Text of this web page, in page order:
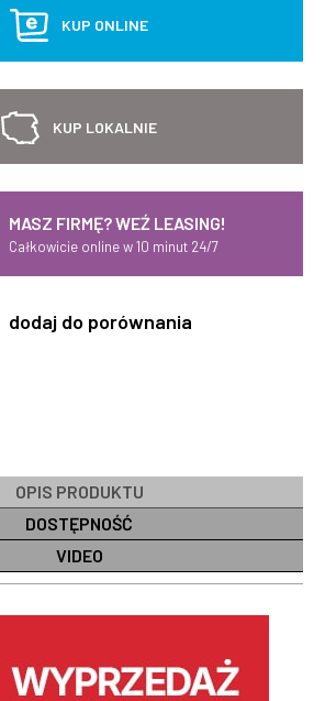
KUP ONLINE
KUP LOKALNIE
MASZ FIRMĘ? WEŹ LEASING!
Całkowicie online w 10 minut 24/7
dodaj do porównania
OPIS PRODUKTU
DOSTĘPNOŚĆ
VIDEO